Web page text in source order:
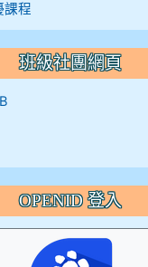
課程
班級社團網頁
OPENID 登入